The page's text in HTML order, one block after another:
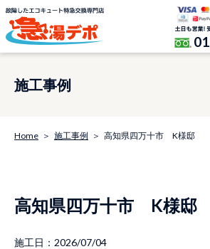
施工事例
Home 施工事例 高知県四万十市 K様邸
高知県四万十市 K様邸
施工日：2026/07/04